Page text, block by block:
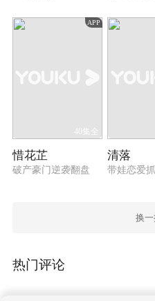
APP
40集全
惜花芷
破产豪门逆袭翻盘
清落
带娃恋爱
换一
热门评论